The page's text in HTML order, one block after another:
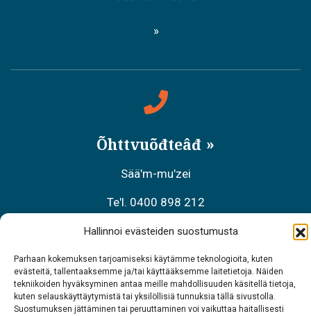
Hallinnoi evästeiden suostumusta
Parhaan kokemuksen tarjoamiseksi käytämme teknologioita, kuten
evästeitä, tallentaaksemme ja/tai käyttääksemme laitetietoja. Näiden
tekniikoiden hyväksyminen antaa meille mahdollisuuden käsitellä tietoja,
kuten selauskäyttäytymistä tai yksilöllisiä tunnuksia tällä sivustolla.
Suostumuksen jättäminen tai peruuttaminen voi vaikuttaa haitallisesti
Õhttvuõđteâđ
Sääʹm-muʹzei
Teʹl. 0400 898 212
Meäʹcchalltõs äʹššneǩ-kääzzkõs
Teʹl. 0206 39 7740
Restraant Sarrit